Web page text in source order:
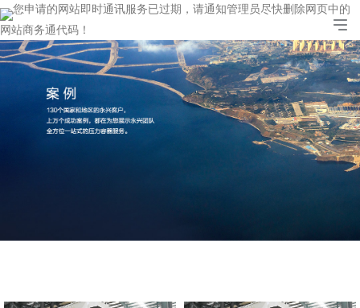
您申请的网站即时通讯服务已过期，请通知管理员尽快删除网页中的
网站商务通代码！